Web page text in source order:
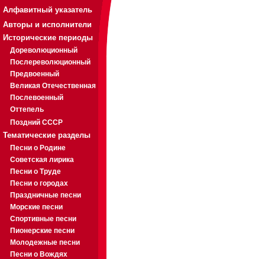
Алфавитный указатель
Авторы и исполнители
Исторические периоды
Дореволюционный
Послереволюционный
Предвоенный
Великая Отечественная
Послевоенный
Оттепель
Поздний СССР
Тематические разделы
Песни о Родине
Советская лирика
Песни о Труде
Песни о городах
Праздничные песни
Морские песни
Спортивные песни
Пионерские песни
Молодежные песни
Песни о Вождях